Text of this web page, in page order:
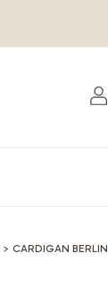
> CARDIGAN BERLIN